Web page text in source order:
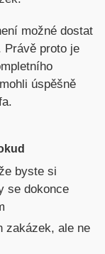
možné dostat
Právě proto je
úspěšně
byste si
se dokonce
zakázek, ale ne